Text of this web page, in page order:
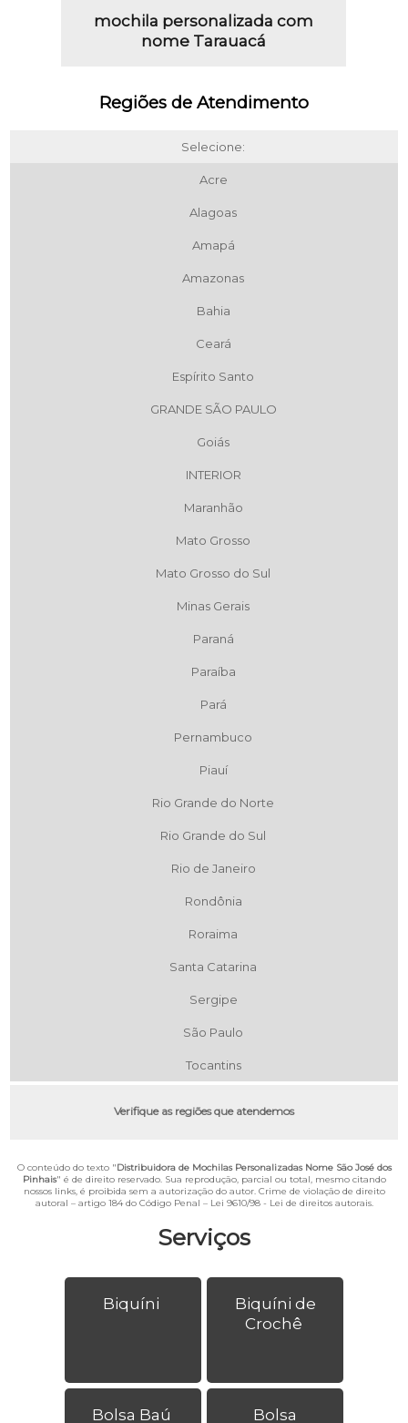
Serviços
Biquíni
Biquíni de
Crochê
Bolsa Baú Bolsa
mochila personalizada com
nome Tarauacá
Regiões de Atendimento
Selecione:
Acre
Alagoas
Amapá
Amazonas
Bahia
Ceará
Espírito Santo
GRANDE SÃO PAULO
Goiás
INTERIOR
Maranhão
Mato Grosso
Mato Grosso do Sul
Minas Gerais
Paraná
Paraíba
Pará
Pernambuco
Piauí
Rio Grande do Norte
Rio Grande do Sul
Rio de Janeiro
Rondônia
Roraima
Santa Catarina
Sergipe
São Paulo
Tocantins
Verifique as regiões que atendemos
O conteúdo do texto "Distribuidora de Mochilas Personalizadas Nome São José dos
Pinhais" é de direito reservado. Sua reprodução, parcial ou total, mesmo citando
nossos links, é proibida sem a autorização do autor. Crime de violação de direito
autoral – artigo 184 do Código Penal – Lei 9610/98 - Lei de direitos autorais.